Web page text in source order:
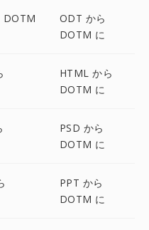
DOTM
ODT から
DOTM に
HTML から
DOTM に
PSD から
DOTM に
PPT から
DOTM に